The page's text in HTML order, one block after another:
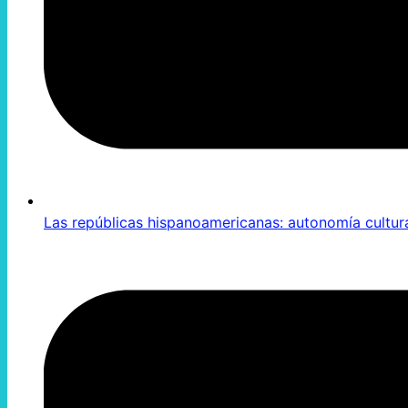
Las repúblicas hispanoamericanas: autonomía